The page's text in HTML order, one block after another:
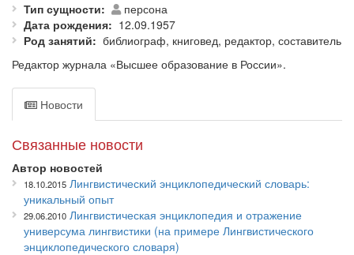
Тип сущности
персона
Дата рождения
12.09.1957
Род занятий
библиограф, книговед, редактор, составитель
Редактор журнала «Высшее образование в России».
Новости
Связанные новости
Автор новостей
18.10.2015 Лингвистический энциклопедический словарь:
уникальный опыт
29.06.2010 Лингвистическая энциклопедия и отражение
универсума лингвистики (на примере Лингвистического
энциклопедического словаря)